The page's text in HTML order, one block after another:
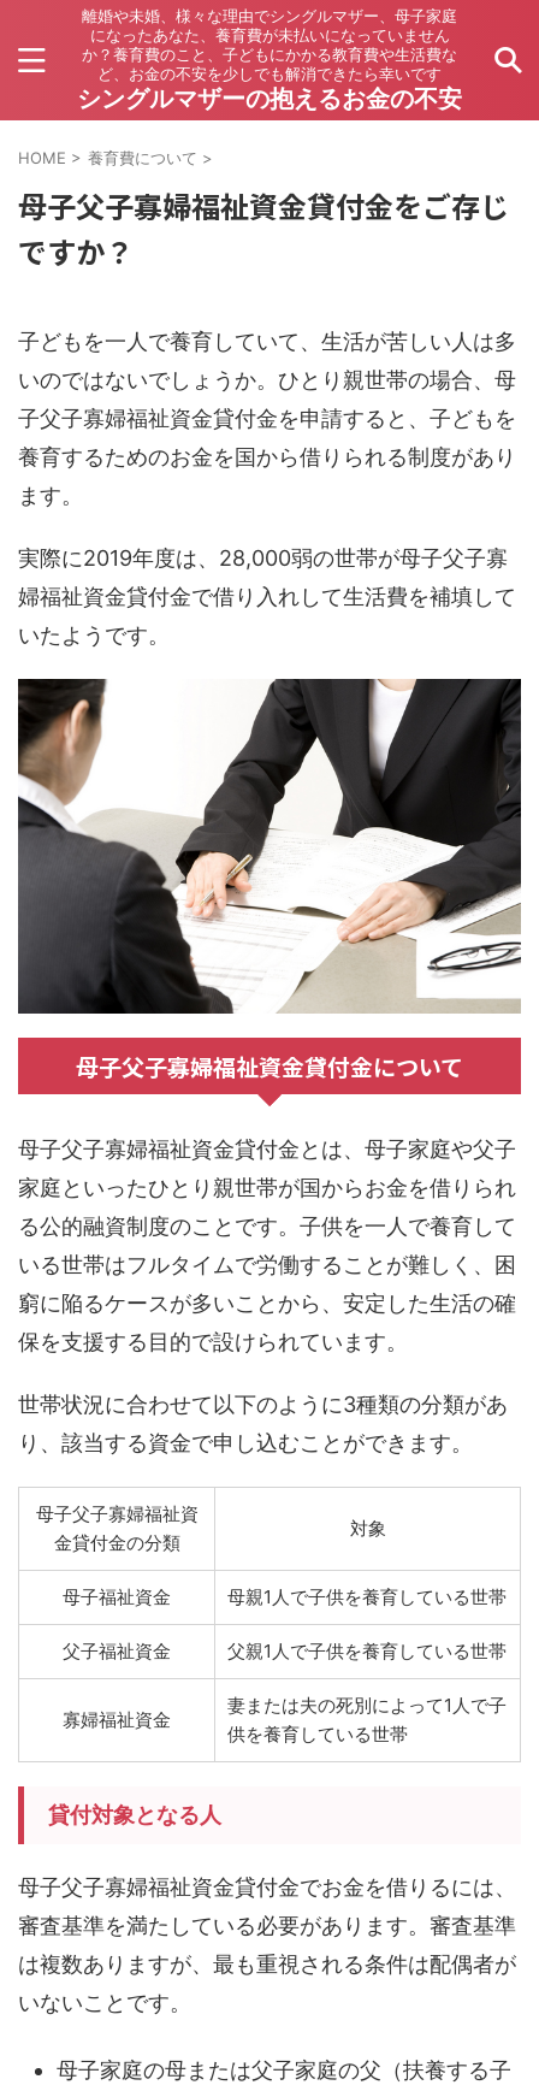
離婚や未婚、様々な理由でシングルマザー、母子家庭
になったあなた、養育費が未払いになっていません
か？養育費のこと、子どもにかかる教育費や生活費な
ど、お金の不安を少しでも解消できたら幸いです
シングルマザーの抱えるお金の不安
HOME > 養育費について >
母子父子寡婦福祉資金貸付金をご存じ
ですか？
子どもを一人で養育していて、生活が苦しい人は多
いのではないでしょうか。ひとり親世帯の場合、母
子父子寡婦福祉資金貸付金を申請すると、子どもを
養育するためのお金を国から借りられる制度があり
ます。
実際に2019年度は、28,000弱の世帯が母子父子寡
婦福祉資金貸付金で借り入れして生活費を補填して
いたようです。
母子父子寡婦福祉資金貸付金について
母子父子寡婦福祉資金貸付金とは、 母子家庭や父子
家庭といったひとり親世帯が国からお金を借りられ
る公的融資制度のことです。子供を一人で養育して
いる世帯はフルタイムで労働することが難しく、困
窮に陥るケースが多いことから、安定した生活の確
保を支援する目的で設けられています。
世帯状況に合わせて以下のように3種類の分類があ
り、該当する資金で申し込むことができます。
母子父子寡婦福祉資
金貸付金の分類
対象
母子福祉資金 母親1人で子供を養育している世帯
父子福祉資金 父親1人で子供を養育している世帯
寡婦福祉資金
妻または夫の死別によって1人で子
供を養育している世帯
貸付対象となる人
母子父子寡婦福祉資金貸付金でお金を借りるには、
審査基準を満たしている必要があります。審査基準
は複数ありますが、最も重視される条件は配偶者が
いないこと です。
母子家庭の母または父子家庭の父（扶養する子